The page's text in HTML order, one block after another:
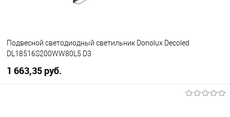
Подвесной светодиодный светильник Donolux Decoled
DL18516S200WW80L5 D3
1 663,35 pуб.